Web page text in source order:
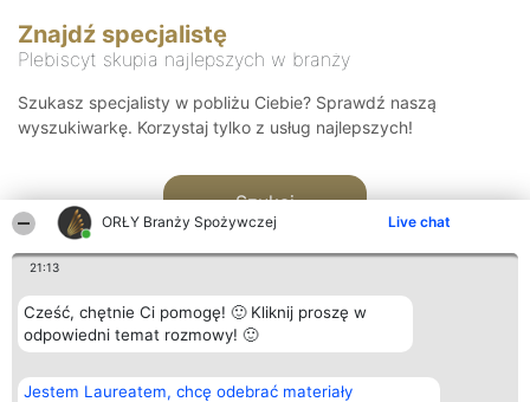
ORŁY Branży Spożywczej Live chat
21:13
Cześć, chętnie Ci pomogę! 🙂 Kliknij proszę w
odpowiedni temat rozmowy! 🙂
Jestem Laureatem, chcę odebrać materiały
Znajdź specjalistę
Plebiscyt skupia najlepszych w branży
Szukasz specjalisty w pobliżu Ciebie? Sprawdź naszą
wyszukiwarkę. Korzystaj tylko z usług najlepszych!
Szukaj
Organizator plebiscytu
Bright Side Solutions sp. z o.
Plebiscyt
Laureaci
Kontakt
Kontakt